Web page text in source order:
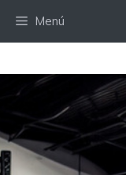
Menú